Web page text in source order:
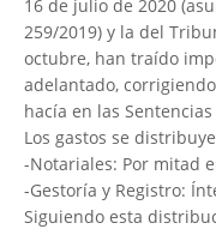
16 de julio de 2020
259/2019) y la del
octubre, han traído
adelantado,
hacía en las
Los gastos se
-Notariales: Por mitad
-Gestoría y Registro:
Siguiendo esta